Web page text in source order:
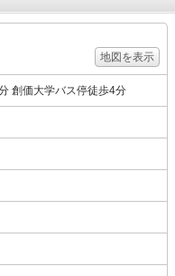
地図を表示
創価大学バス停徒歩4分